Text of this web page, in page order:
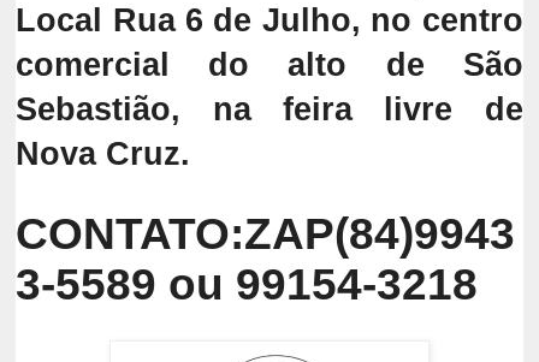
Local Rua 6 de Julho, no centro
comercial do alto de São
Sebastião, na feira livre de
Nova Cruz.
CONTATO:ZAP(84)9943
3-5589 ou 99154-3218